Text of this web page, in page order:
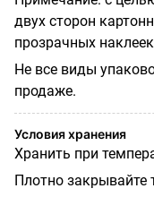
двух сторон
прозрачных
Не все виды
продаже.
Условия хранения
Хранить при
Плотно закрывайте